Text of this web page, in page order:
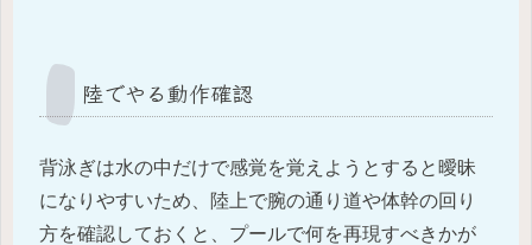
陸でやる動作確認
背泳ぎは水の中だけで感覚を覚えようとすると曖昧
になりやすいため、陸上で腕の通り道や体幹の回り
方を確認しておくと、プールで何を再現すべきかが